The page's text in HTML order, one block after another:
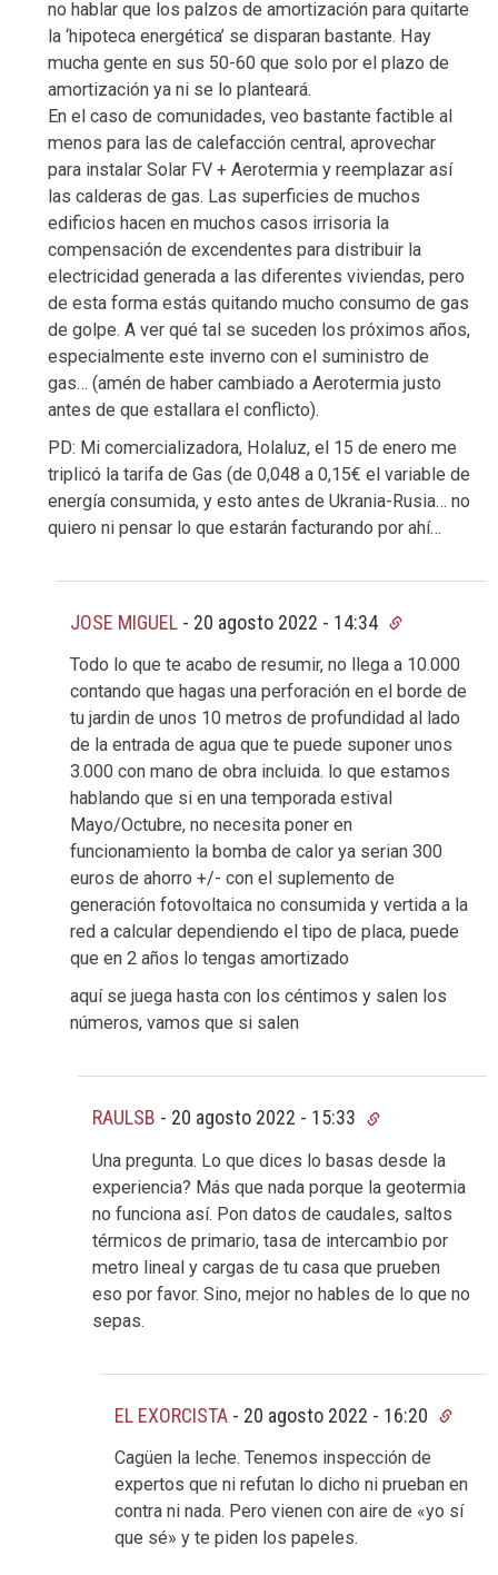
no hablar que los palzos de amortización para quitarte
la ‘hipoteca energética’ se disparan bastante. Hay
mucha gente en sus 50-60 que solo por el plazo de
amortización ya ni se lo planteará.
En el caso de comunidades, veo bastante factible al
menos para las de calefacción central, aprovechar
para instalar Solar FV + Aerotermia y reemplazar así
las calderas de gas. Las superficies de muchos
edificios hacen en muchos casos irrisoria la
compensación de excendentes para distribuir la
electricidad generada a las diferentes viviendas, pero
de esta forma estás quitando mucho consumo de gas
de golpe. A ver qué tal se suceden los próximos años,
especialmente este inverno con el suministro de
gas… (amén de haber cambiado a Aerotermia justo
antes de que estallara el conflicto).
PD: Mi comercializadora, Holaluz, el 15 de enero me
triplicó la tarifa de Gas (de 0,048 a 0,15€ el variable de
energía consumida, y esto antes de Ukrania-Rusia… no
quiero ni pensar lo que estarán facturando por ahí…
JOSE MIGUEL - 20 agosto 2022 - 14:34
Todo lo que te acabo de resumir, no llega a 10.000
contando que hagas una perforación en el borde de
tu jardin de unos 10 metros de profundidad al lado
de la entrada de agua que te puede suponer unos
3.000 con mano de obra incluida. lo que estamos
hablando que si en una temporada estival
Mayo/Octubre, no necesita poner en
funcionamiento la bomba de calor ya serian 300
euros de ahorro +/- con el suplemento de
generación fotovoltaica no consumida y vertida a la
red a calcular dependiendo el tipo de placa, puede
que en 2 años lo tengas amortizado
aquí se juega hasta con los céntimos y salen los
números, vamos que si salen
RAULSB - 20 agosto 2022 - 15:33
Una pregunta. Lo que dices lo basas desde la
experiencia? Más que nada porque la geotermia
no funciona así. Pon datos de caudales, saltos
térmicos de primario, tasa de intercambio por
metro lineal y cargas de tu casa que prueben
eso por favor. Sino, mejor no hables de lo que no
sepas.
EL EXORCISTA - 20 agosto 2022 - 16:20
Cagüen la leche. Tenemos inspección de
expertos que ni refutan lo dicho ni prueban en
contra ni nada. Pero vienen con aire de «yo sí
que sé» y te piden los papeles.